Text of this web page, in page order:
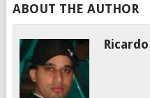
ABOUT THE AUTHOR
Ricardo